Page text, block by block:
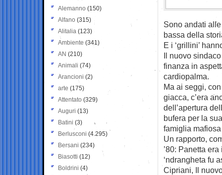
Sono andati
bassa della
E i ‘grillini’
Il nuovo
finanza in
cardiopalma.
Ma ai seggi,
giacca, c’era
dell’apertura
bufera per la
famiglia
Un rapporto,
’80: Panetta
‘ndrangheta fu
Cipriani, Il
Alemanno (150)
Alfano (315)
Alitalia (123)
Ambiente (341)
AN (210)
Animali (74)
Arancioni (2)
arte (175)
Attentato (329)
Auguri (13)
Batini (3)
Berlusconi (4.295)
Bersani (234)
Biasotti (12)
Boldrini (4)